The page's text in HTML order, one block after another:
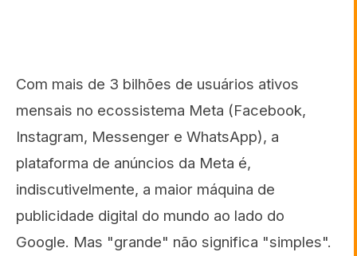
Com mais de 3 bilhões de usuários ativos
mensais no ecossistema Meta (Facebook,
Instagram, Messenger e WhatsApp), a
plataforma de anúncios da Meta é,
indiscutivelmente, a maior máquina de
publicidade digital do mundo ao lado do
Google. Mas "grande" não significa "simples".